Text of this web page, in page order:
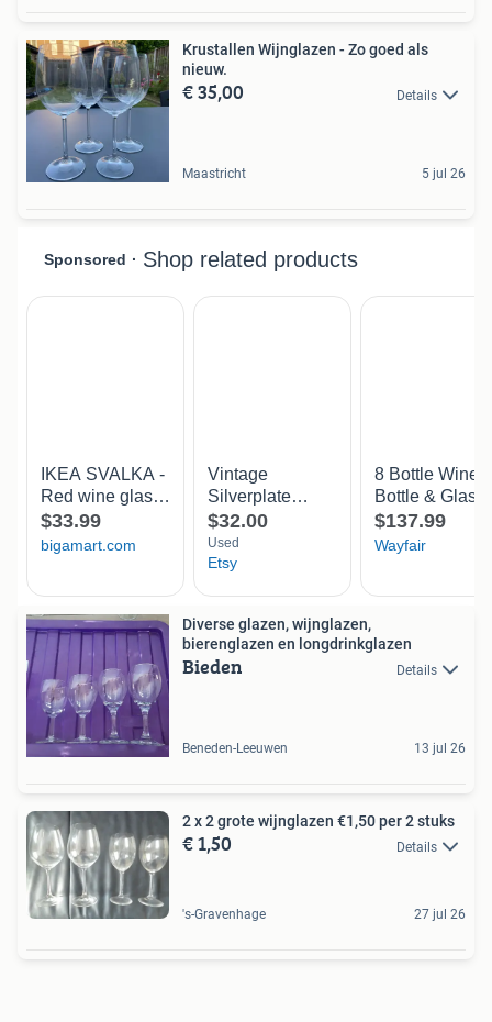
Krustallen Wijnglazen - Zo goed als
nieuw.
€ 35,00 Details
Maastricht 5 jul 26
Diverse glazen, wijnglazen,
bierenglazen en longdrinkglazen
Bieden Details
Beneden-Leeuwen 13 jul 26
2 x 2 grote wijnglazen €1,50 per 2 stuks
€ 1,50 Details
's-Gravenhage 27 jul 26